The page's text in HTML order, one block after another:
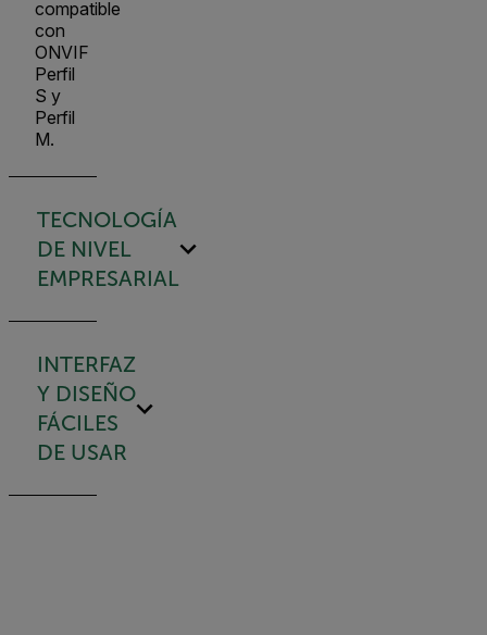
compatible
con
ONVIF
Perfil
S y
Perfil
M.
TECNOLOGÍA
DE NIVEL
EMPRESARIAL
INTERFAZ
Y DISEÑO
FÁCILES
DE USAR